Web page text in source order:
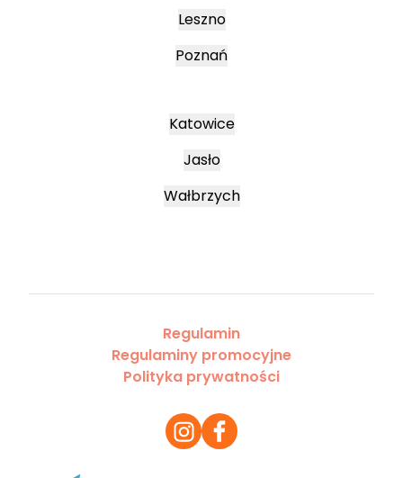
Leszno
Poznań
Katowice
Jasło
Wałbrzych
Regulamin
Regulaminy promocyjne
Polityka prywatności